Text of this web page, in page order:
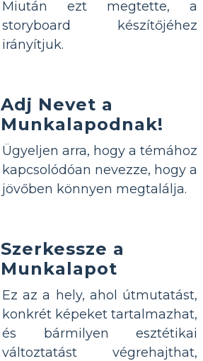
Miután ezt megtette, a
storyboard készítőjéhez
irányítjuk.
Adj Nevet a
Munkalapodnak!
Ügyeljen arra, hogy a témához
kapcsolódóan nevezze, hogy a
jövőben könnyen megtalálja.
Szerkessze a
Munkalapot
Ez az a hely, ahol útmutatást,
konkrét képeket tartalmazhat,
és bármilyen esztétikai
változtatást végrehajthat,